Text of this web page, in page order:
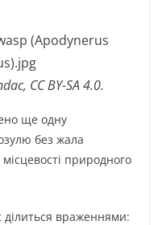
CC BY-SA 4.0.
ще одну
без жала
природного
ділиться враженнями: